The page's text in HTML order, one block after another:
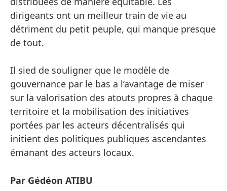
dirigeants ont un meilleur train de vie au
détriment du petit peuple, qui manque presque
de tout.
Il sied de souligner que le modèle de
gouvernance par le bas a l’avantage de miser
sur la valorisation des atouts propres à chaque
territoire et la mobilisation des initiatives
portées par les acteurs décentralisés qui
initient des politiques publiques ascendantes
émanant des acteurs locaux.
Par Gédéon ATIBU